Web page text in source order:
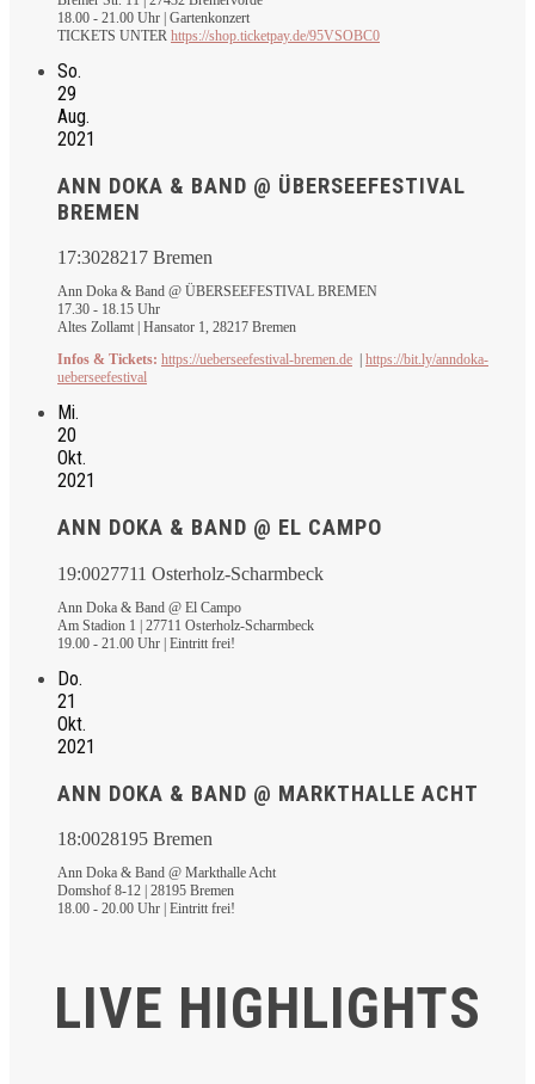
18.00 - 21.00 Uhr | Gartenkonzert
TICKETS UNTER https://shop.ticketpay.de/95VSOBC0
So.
29
Aug.
2021
ANN DOKA & BAND @ ÜBERSEEFESTIVAL
BREMEN
17:3028217 Bremen
Ann Doka & Band @ ÜBERSEEFESTIVAL BREMEN
17.30 - 18.15 Uhr
Altes Zollamt | Hansator 1, 28217 Bremen
Infos & Tickets: https://ueberseefestival-bremen.de
https://bit.ly/anndoka-
ueberseefestival
Mi.
20
Okt.
2021
ANN DOKA & BAND @ EL CAMPO
19:0027711 Osterholz-Scharmbeck
Ann Doka & Band @ El Campo
Am Stadion 1 | 27711 Osterholz-Scharmbeck
19.00 - 21.00 Uhr | Eintritt frei!
Do.
21
Okt.
2021
ANN DOKA & BAND @ MARKTHALLE ACHT
18:0028195 Bremen
Ann Doka & Band @ Markthalle Acht
Domshof 8-12 | 28195 Bremen
18.00 - 20.00 Uhr | Eintritt frei!
LIVE HIGHLIGHTS